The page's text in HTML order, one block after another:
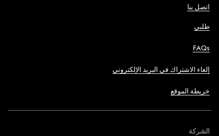
اتصل بنا
طلبي
FAQs
إلغاء الاشتراك في البريد الإلكتروني
خريطة الموقع
الشركة